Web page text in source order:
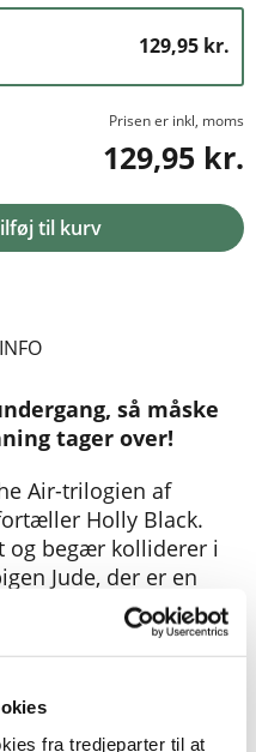
fra tredjeparter til at
129,95 kr.
Prisen er inkl, moms
129,95 kr.
til kurv
så måske
tager over!
Air-trilogien af
Holly Black.
og begær kolliderer i
Jude, der er en
i elvernes land.
og sidder
fjernet hende fra
Der kommer